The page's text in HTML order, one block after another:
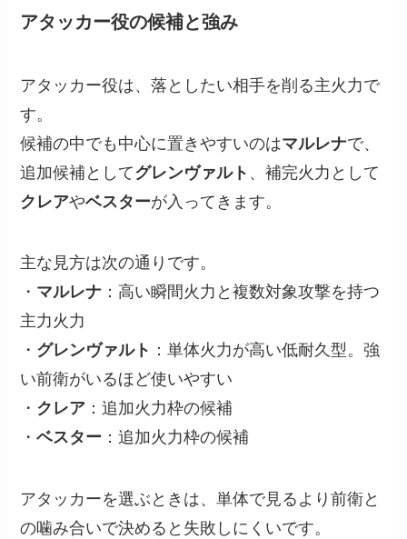
アタッカー役の候補と強み
アタッカー役は、落としたい相手を削る主火力で
す。
候補の中でも中心に置きやすいのはマルレナで、
追加候補としてグレンヴァルト 、補完火力として
クレアやベスターが入ってきます。
主な見方は次の通りです。
・ マルレナ ：高い瞬間火力と複数対象攻撃を持つ
主力火力
・ グレンヴァルト ：単体火力が高い低耐久型。強
い前衛がいるほど使いやすい
・ クレア ：追加火力枠の候補
・ベスター ：追加火力枠の候補
アタッカーを選ぶときは、単体で見るより前衛と
の噛み合いで決めると失敗しにくいです。